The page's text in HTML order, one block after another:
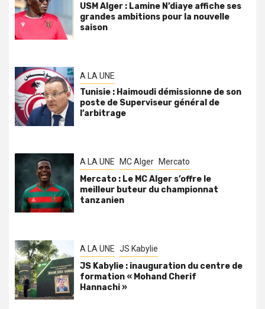
USM Alger : Lamine N’diaye affiche ses
grandes ambitions pour la nouvelle
saison
A LA UNE
Tunisie : Haimoudi démissionne de son
poste de Superviseur général de
l’arbitrage
A LA UNE MC Alger Mercato
Mercato : Le MC Alger s’offre le
meilleur buteur du championnat
tanzanien
A LA UNE JS Kabylie
JS Kabylie : inauguration du centre de
formation « Mohand Cherif
Hannachi »